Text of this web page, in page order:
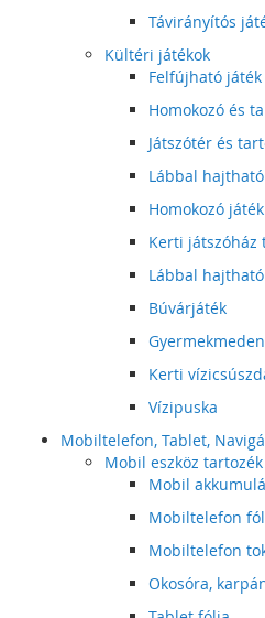
Távirányítós
Kültéri játékok
Felfújható játék
Homokozó és
Játszótér és
Lábbal
Homokozó játék
Kerti játszóház
Lábbal
Búvárjáték
Kerti
Vízipuska
Mobiltelefon, Tablet,
Mobil eszköz tartozék
Mobil
Mobiltelefon
Mobiltelefon
Okosóra,